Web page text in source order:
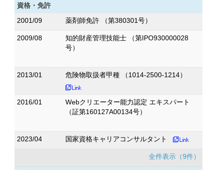
資格・免許
2001/09
薬剤師免許 （第380301号）
2009/08
知的財産管理技能士 （第IPO930000028
号）
2013/01 危険物取扱者甲種 （1014-2500-1214）
2016/01
Webクリエーター能力認定 エキスパート
（証第160127A00134号）
2023/04 国家資格キャリアコンサルタント
全件表示（9件）